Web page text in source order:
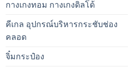
กางเกงทอม กางเกงดิลโด้
คีเกล อุปกรณ์บริหารกระชับช่อง
คลอด
จิ๋มกระป๋อง